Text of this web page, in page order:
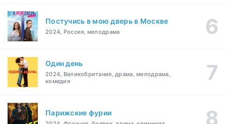
Постучись в мою дверь в Москве
2024, Россия, мелодрама
Один день
2024, Великобритания, драма, мелодрама,
комедия
Парижские фурии